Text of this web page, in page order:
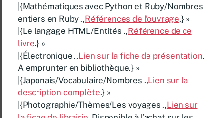
|{Mathématiques avec Python et Ruby/Nombres
entiers en Ruby .,Références de l’ouvrage.} »
|{Le langage HTML/Entités .,Référence de ce
livre.} »
|{Électronique .,Lien sur la fiche de présentation.
A emprunter en bibliothèque.} »
|{Japonais/Vocabulaire/Nombres .,Lien sur la
description complète.} »
|{Photographie/Thèmes/Les voyages .,Lien sur